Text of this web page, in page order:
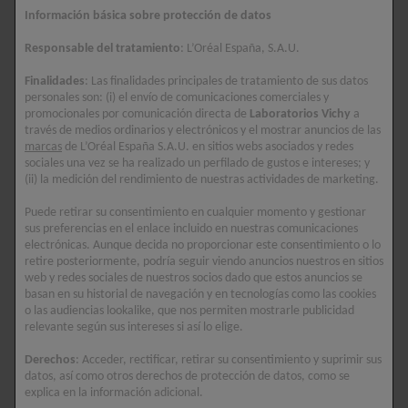
producto no deja marcas blancas en la piel tras
su aplicación**
El 97% de los usuarios están de acuerdo en que
el producto es compatible con su rutina de
maquillaje**
INGREDIENTES ACTIVOS
Su dosis de elementos hidratantes esenciales.
Este fluido hidratante SPF50+ aporta lo que su
piel necesita: Ácido hialurónico + Minerales del
Agua Mineralizante de Vichy + Vitaminas B3 y E +
Escualano.
Información básica sobre protección de datos
Responsable del tratamiento: L’Oréal España, S.A.U.
Finalidades: Las finalidades principales de tratamiento de sus datos
personales son: (i) el envío de comunicaciones comerciales y
promocionales por comunicación directa de Laboratorios Vichy a
través de medios ordinarios y electrónicos y el mostrar anuncios de las
marcas de L’Oréal España S.A.U. en sitios webs asociados y redes
sociales una vez se ha realizado un perfilado de gustos e intereses; y
(ii) la medición del rendimiento de nuestras actividades de marketing.
Puede retirar su consentimiento en cualquier momento y gestionar
sus preferencias en el enlace incluido en nuestras comunicaciones
electrónicas. Aunque decida no proporcionar este consentimiento o lo
retire posteriormente, podría seguir viendo anuncios nuestros en sitios
web y redes sociales de nuestros socios dado que estos anuncios se
basan en su historial de navegación y en tecnologías como las cookies
o las audiencias lookalike, que nos permiten mostrarle publicidad
relevante según sus intereses si así lo elige.
Derechos: Acceder, rectificar, retirar su consentimiento y suprimir sus
datos, así como otros derechos de protección de datos, como se
explica en la información adicional.